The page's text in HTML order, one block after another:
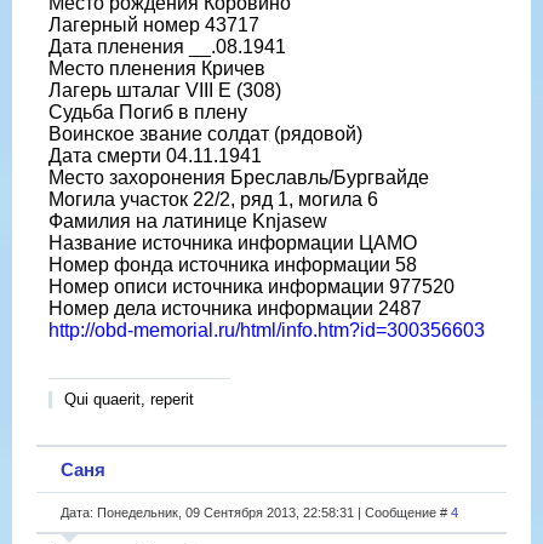
Лагерный номер 43717
Дата пленения __.08.1941
Место пленения Кричев
Лагерь шталаг VIII E (308)
Судьба Погиб в плену
Воинское звание солдат (рядовой)
Дата смерти 04.11.1941
Место захоронения Бреславль/Бургвайде
Могила участок 22/2, ряд 1, могила 6
Фамилия на латинице Knjasew
Название источника информации ЦАМО
Номер фонда источника информации 58
Номер описи источника информации 977520
Номер дела источника информации 2487
http://obd-memorial.ru/html/info.htm?id=300356603
Qui quaerit, reperit
Саня
Дата: Понедельник, 09 Сентября 2013, 22:58:31 | Сообщение # 4